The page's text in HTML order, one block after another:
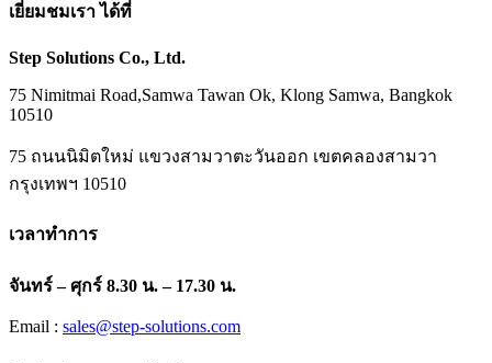
เยี่ยมชมเรา ได้ที่
Step Solutions Co., Ltd.
75 Nimitmai Road,Samwa Tawan Ok, Klong Samwa, Bangkok
10510
75 ถนนนิมิตใหม่ แขวงสามวาตะวันออก เขตคลองสามวา
กรุงเทพฯ 10510
เวลาทำการ
จันทร์ – ศุกร์ 8.30 น. – 17.30 น.
Email : sales@step-solutions.com